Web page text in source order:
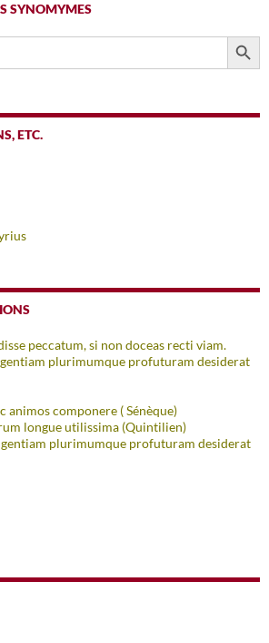
SYNOMYMES
SEARCH
ETC.
peccatum, si non doceas recti viam.
plurimumque profuturam desiderat
animos componere ( Sénèque)
longue utilissima (Quintilien)
plurimumque profuturam desiderat